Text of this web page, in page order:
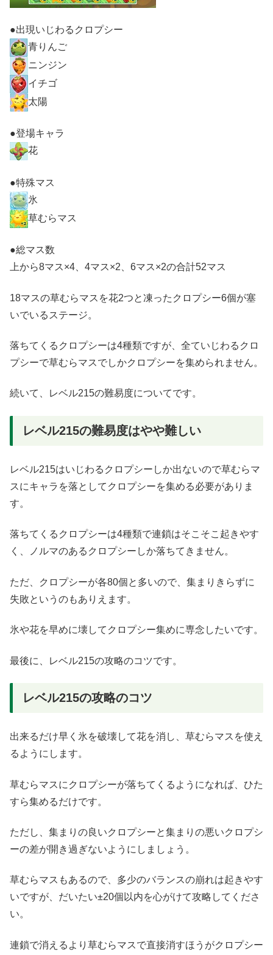
●出現いじわるクロプシー
青りんご
ニンジン
イチゴ
太陽
●登場キャラ
花
●特殊マス
氷
草むらマス
●総マス数
上から8マス×4、4マス×2、6マス×2の合計52マス
18マスの草むらマスを花2つと凍ったクロプシー6個が塞
いでいるステージ。
落ちてくるクロプシーは4種類ですが、全ていじわるクロ
プシーで草むらマスでしかクロプシーを集められません。
続いて、レベル215の難易度についてです。
レベル215の難易度はやや難しい
レベル215はいじわるクロプシーしか出ないので草むらマ
スにキャラを落としてクロプシーを集める必要がありま
す。
落ちてくるクロプシーは4種類で連鎖はそこそこ起きやす
く、ノルマのあるクロプシーしか落ちてきません。
ただ、クロプシーが各80個と多いので、集まりきらずに
失敗というのもありえます。
氷や花を早めに壊してクロプシー集めに専念したいです。
最後に、レベル215の攻略のコツです。
レベル215の攻略のコツ
出来るだけ早く氷を破壊して花を消し、草むらマスを使え
るようにします。
草むらマスにクロプシーが落ちてくるようになれば、ひた
すら集めるだけです。
ただし、集まりの良いクロプシーと集まりの悪いクロプシ
ーの差が開き過ぎないようにしましょう。
草むらマスもあるので、多少のバランスの崩れは起きやす
いですが、だいたい±20個以内を心がけて攻略してくださ
い。
連鎖で消えるより草むらマスで直接消すほうがクロプシー